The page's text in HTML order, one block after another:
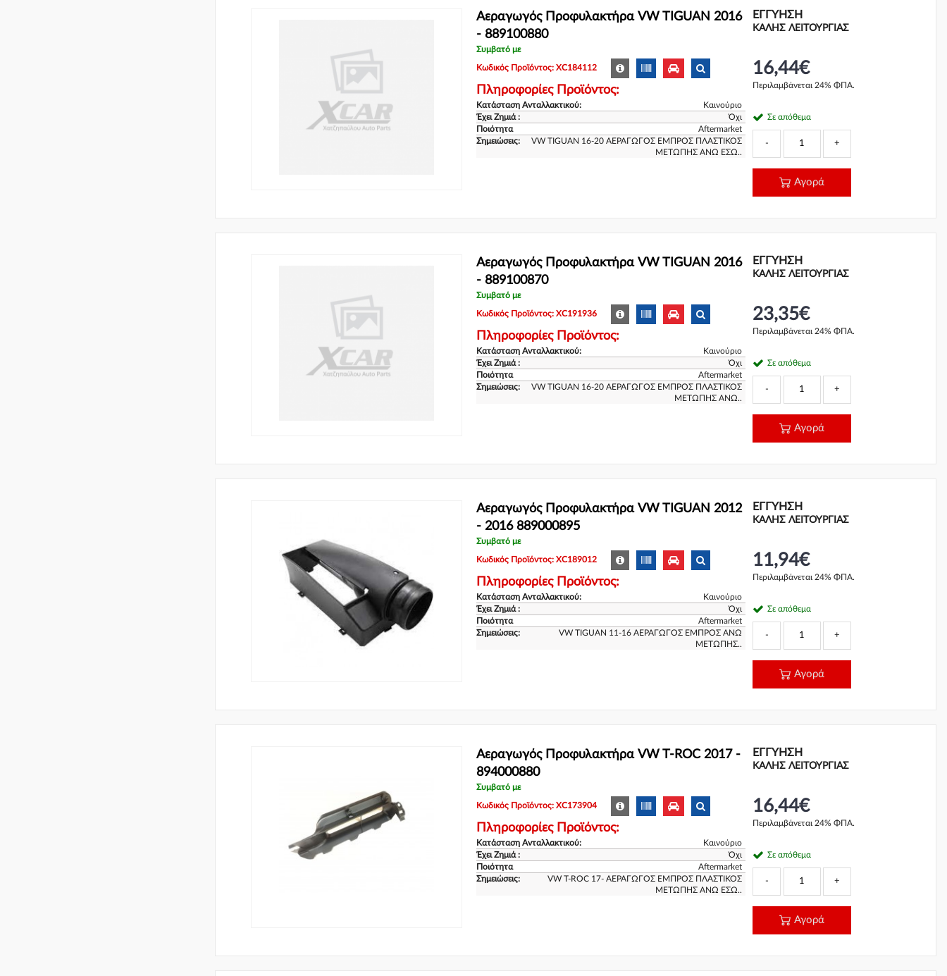
Αεραγωγός Προφυλακτήρα VW TIGUAN 2016
- 889100880
Συμβατό με
Κωδικός Προϊόντος: XC184112
Πληροφορίες Προϊόντος:
Κατάσταση Ανταλλακτικού:
Καινούριο
Έχει Ζημιά :
Όχι
Ποιότητα
Aftermarket
Σημειώσεις:
VW TIGUAN 16-20 ΑΕΡΑΓΩΓΟΣ ΕΜΠΡΟΣ ΠΛΑΣΤΙΚΟΣ
ΜΕΤΩΠΗΣ ΑΝΩ ΕΣΩ..
ΕΓΓΎΗΣΗ
ΚΑΛΗΣ ΛΕΙΤΟΥΡΓΙΑΣ
16,44€
Περιλαμβάνεται 24% ΦΠΑ.
Σε απόθεμα
- +
Αγορά
Αεραγωγός Προφυλακτήρα VW TIGUAN 2016
- 889100870
Συμβατό με
Κωδικός Προϊόντος: XC191936
Πληροφορίες Προϊόντος:
Κατάσταση Ανταλλακτικού:
Καινούριο
Έχει Ζημιά :
Όχι
Ποιότητα
Aftermarket
Σημειώσεις:
VW TIGUAN 16-20 ΑΕΡΑΓΩΓΟΣ ΕΜΠΡΟΣ ΠΛΑΣΤΙΚΟΣ
ΜΕΤΩΠΗΣ ΑΝΩ..
ΕΓΓΎΗΣΗ
ΚΑΛΗΣ ΛΕΙΤΟΥΡΓΙΑΣ
23,35€
Περιλαμβάνεται 24% ΦΠΑ.
Σε απόθεμα
- +
Αγορά
Αεραγωγός Προφυλακτήρα VW TIGUAN 2012
- 2016 889000895
Συμβατό με
Κωδικός Προϊόντος: XC189012
Πληροφορίες Προϊόντος:
Κατάσταση Ανταλλακτικού:
Καινούριο
Έχει Ζημιά :
Όχι
Ποιότητα
Aftermarket
Σημειώσεις:
VW TIGUAN 11-16 ΑΕΡΑΓΩΓΟΣ ΕΜΠΡΟΣ ΑΝΩ
ΜΕΤΩΠΗΣ..
ΕΓΓΎΗΣΗ
ΚΑΛΗΣ ΛΕΙΤΟΥΡΓΙΑΣ
11,94€
Περιλαμβάνεται 24% ΦΠΑ.
Σε απόθεμα
- +
Αγορά
Αεραγωγός Προφυλακτήρα VW T-ROC 2017 -
894000880
Συμβατό με
Κωδικός Προϊόντος: XC173904
Πληροφορίες Προϊόντος:
Κατάσταση Ανταλλακτικού:
Καινούριο
Έχει Ζημιά :
Όχι
Ποιότητα
Aftermarket
Σημειώσεις:
VW T-ROC 17- ΑΕΡΑΓΩΓΟΣ ΕΜΠΡΟΣ ΠΛΑΣΤΙΚΟΣ
ΜΕΤΩΠΗΣ ΑΝΩ ΕΣΩ..
ΕΓΓΎΗΣΗ
ΚΑΛΗΣ ΛΕΙΤΟΥΡΓΙΑΣ
16,44€
Περιλαμβάνεται 24% ΦΠΑ.
Σε απόθεμα
- +
Αγορά